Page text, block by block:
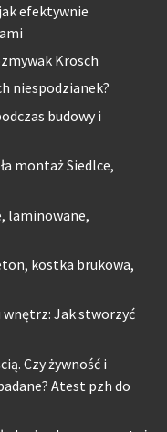
efektywnie
Krosch
niespodzianek?
budowy i
montaż Siedlce,
laminowane,
kostka brukowa,
Jak stworzyć
Czy żywność i
Atest pzh do